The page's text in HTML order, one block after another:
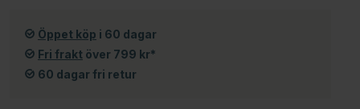
Öppet köp i 60 dagar
Fri frakt över 799 kr*
60 dagar fri retur